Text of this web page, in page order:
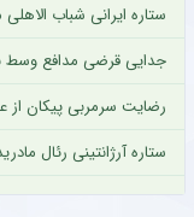
ستاره ایرانی شباب
جدایی قرضی مدافع وسط
رضایت سرمربی پیکان از
ستاره آرژانتینی رئال